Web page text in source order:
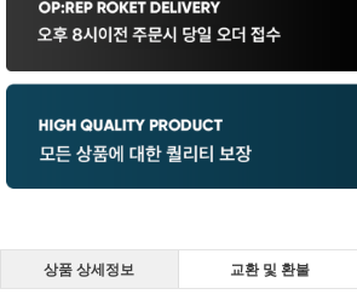
상품 상세정보 교환 및 환불